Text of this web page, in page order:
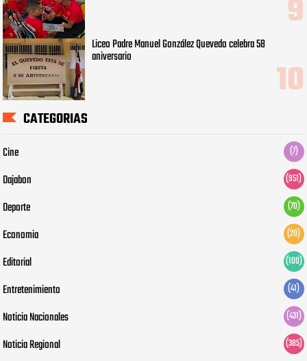
Liceo Padre Manuel González Quevedo celebra 58
aniversario
CATEGORIAS
Cine (7)
Dajabon (951)
Deporte (70)
Economia (20)
Editorial (100)
Entretenimiento (41)
Noticia Nacionales (431)
Noticia Regional (385)